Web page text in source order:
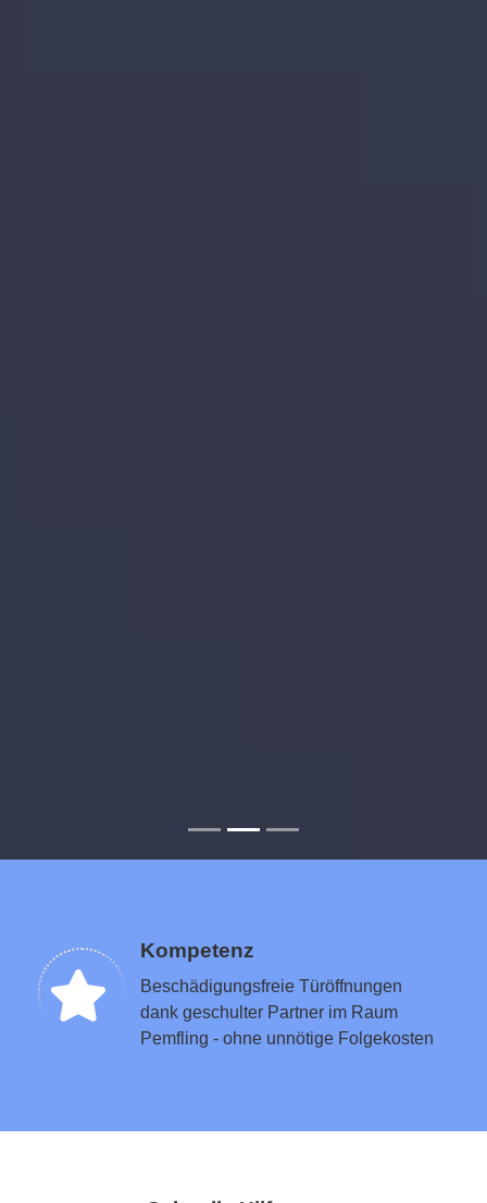
Kompetenz
Beschädigungsfreie Türöffnungen
dank geschulter Partner im Raum
Pemfling - ohne unnötige Folgekosten